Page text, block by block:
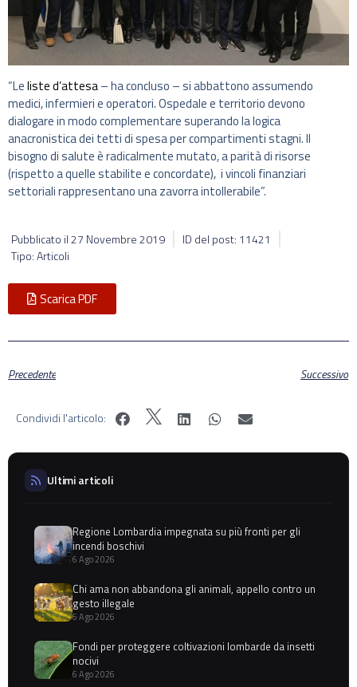
“Leliste d’attesa– ha concluso – si abbattono assumendo
medici, infermieri e operatori. Ospedale e territorio devono
dialogare in modo complementare superando la logica
anacronistica dei tetti di spesa per compartimenti stagni. Il
bisogno di salute è radicalmente mutato, a parità di risorse
(rispetto a quelle stabilite e concordate), i vincoli finanziari
settoriali rappresentano una zavorra intollerabile”.
Pubblicato il27 Novembre 2019
ID del post: 11421
Tipo: Articoli
Scarica PDF
Precedente Successivo
Condividi l'articolo:
Ultimi articoli
Regione Lombardia impegnata su più fronti per gli
incendi boschivi
6 Ago 2026
Chi ama non abbandona gli animali, appello contro un
gesto illegale
6 Ago 2026
Fondi per proteggere coltivazioni lombarde da insetti
nocivi
6 Ago 2026